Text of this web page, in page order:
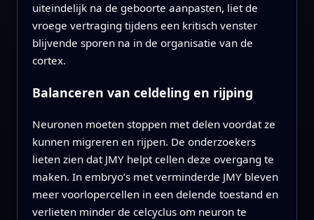
uiteindelijk na de geboorte aanpasten, liet de
vroege vertraging tijdens een kritisch venster
blijvende sporen na in de organisatie van de
cortex.
Balanceren van celdeling en rijping
Neuronen moeten stoppen met delen voordat ze
kunnen migreren en rijpen. De onderzoekers
lieten zien dat JMY helpt cellen deze overgang te
maken. In embryo’s met verminderde JMY bleven
meer voorlopercellen in een delende toestand en
verlieten minder de celcyclus om neuron te